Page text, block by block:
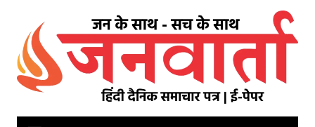
content